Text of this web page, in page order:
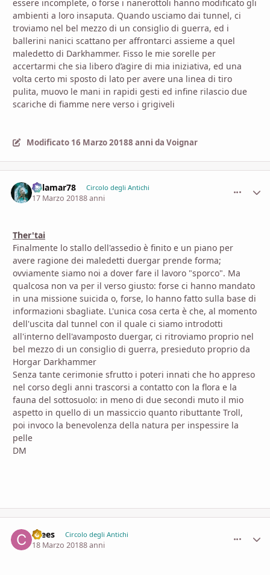
essere incomplete, o forse i nanerottoli hanno modificato gli
ambienti a loro insaputa. Quando usciamo dai tunnel, ci
troviamo nel bel mezzo di un consiglio di guerra, ed i
ballerini nanici scattano per affrontarci assieme a quel
maledetto di Darkhammer. Fisso le mie sorelle per
accertarmi che sia libero d’agire di mia iniziativa, ed una
volta certo mi sposto di lato per avere una linea di tiro
pulita, muovo le mani in rapidi gesti ed infine rilascio due
scariche di fiamme nere verso i grigiveli
Modificato 16 Marzo 20188 anni da Voignar
dalamar78 Circolo degli Antichi
17 Marzo 20188 anni
Ther'tai
Finalmente lo stallo dell'assedio è finito e un piano per
avere ragione dei maledetti duergar prende forma;
ovviamente siamo noi a dover fare il lavoro "sporco". Ma
qualcosa non va per il verso giusto: forse ci hanno mandato
in una missione suicida o, forse, lo hanno fatto sulla base di
informazioni sbagliate. L'unica cosa certa è che, al momento
dell'uscita dal tunnel con il quale ci siamo introdotti
all'interno dell'avamposto duergar, ci ritroviamo proprio nel
bel mezzo di un consiglio di guerra, presieduto proprio da
Horgar Darkhammer
Senza tante cerimonie sfrutto i poteri innati che ho appreso
nel corso degli anni trascorsi a contatto con la flora e la
fauna del sottosuolo: in meno di due secondi muto il mio
aspetto in quello di un massiccio quanto ributtante Troll,
poi invoco la benevolenza della natura per inspessire la
pelle
DM
Crees Circolo degli Antichi
18 Marzo 20188 anni